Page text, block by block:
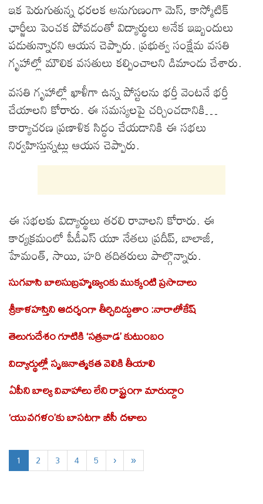
ఇక పెరుగుతున్న ధరలక అనుగుణంగా మెస్, కాస్మోటిక్
ఛార్జీలు పెంచక పోవడంతో విద్యార్థులు అనేక ఇబ్బందులు
పడుతున్నారని ఆయన చెప్పారు. ప్రభుత్వ సంక్షేమ వసతి
గృహాల్లో మౌలిక వసతులు కల్పించాలని డిమాండు చేశారు.
వసతి గృహాల్లో ఖాళీగా ఉన్న పోస్టలను భర్తీ వెంటనే భర్తీ
చేయాలని కోరారు. ఈ సమస్యలపై చర్చించడానికి…
కార్యాచరణ ప్రణాళిక సిద్ధం చేయడానికి ఈ సభలు
నిర్వహిస్తున్నట్లు ఆయన చెప్పారు.
ఈ సభలకు విద్యార్థులు తరలి రావాలని కోరారు. ఈ
కార్యక్రమంలో పీడీఎస్ యూ నేతలు ప్రదీప్, బాలాజీ,
హేమంత్, సాయి, హరి తదితరులు పాల్గొన్నారు.
సుగవాసి బాలసుబ్రహ్మణ్యంకు ముక్కంటి ప్రసాదాలు
శ్రీకాళహస్తిని ఆదర్శంగా తీర్చిదిద్దుతాం :నారాలోకేష్
తెలుగుదేశం గూటికి ‘సత్రవాడ’ కుటుంబం
విద్యార్థుల్లో సృజనాత్మకత వెలికి తీయాలి
ఏపీని బాల్య వివాహాలు లేని రాష్ట్రంగా మారుద్దాం
‘యువగళం’కు బాసటగా బీసీ దళాలు
1 2 3 4 5 › »